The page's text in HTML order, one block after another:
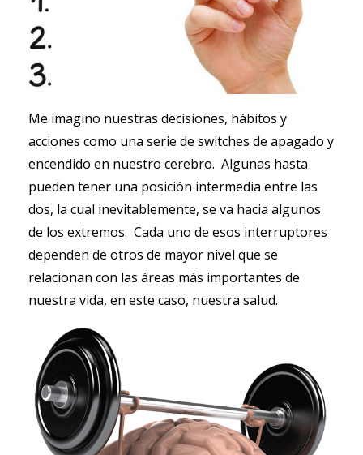
Me imagino nuestras decisiones, hábitos y
acciones como una serie de switches de apagado y
encendido en nuestro cerebro. Algunas hasta
pueden tener una posición intermedia entre las
dos, la cual inevitablemente, se va hacia algunos
de los extremos. Cada uno de esos interruptores
dependen de otros de mayor nivel que se
relacionan con las áreas más importantes de
nuestra vida, en este caso, nuestra salud.